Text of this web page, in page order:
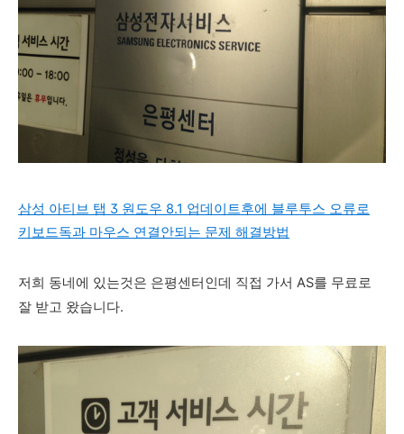
삼성 아티브 탭 3 원도우 8.1 업데이트후에 블루투스 오류로
키보드독과 마우스 연결안되는 문제 해결방법
저희 동네에 있는것은 은평센터인데 직접 가서 AS를 무료로
잘 받고 왔습니다.